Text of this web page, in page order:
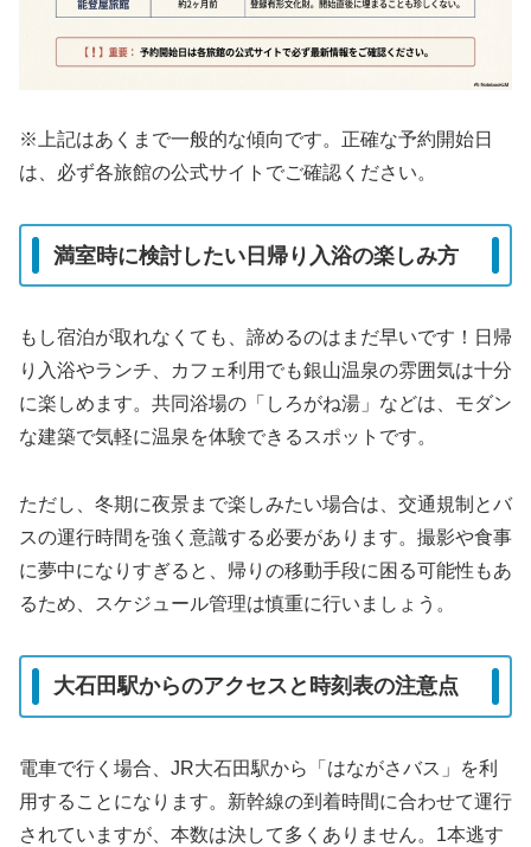
※上記はあくまで一般的な傾向です。正確な予約開始日
は、必ず各旅館の公式サイトでご確認ください。
満室時に検討したい日帰り入浴の楽しみ方
もし宿泊が取れなくても、諦めるのはまだ早いです！日帰
り入浴やランチ、カフェ利用でも銀山温泉の雰囲気は十分
に楽しめます。共同浴場の「しろがね湯」などは、モダン
な建築で気軽に温泉を体験できるスポットです。
ただし、冬期に夜景まで楽しみたい場合は、交通規制とバ
スの運行時間を強く意識する必要があります。撮影や食事
に夢中になりすぎると、帰りの移動手段に困る可能性もあ
るため、スケジュール管理は慎重に行いましょう。
大石田駅からのアクセスと時刻表の注意点
電車で行く場合、JR大石田駅から「はながさバス」を利
用することになります。新幹線の到着時間に合わせて運行
されていますが、本数は決して多くありません。1本逃す